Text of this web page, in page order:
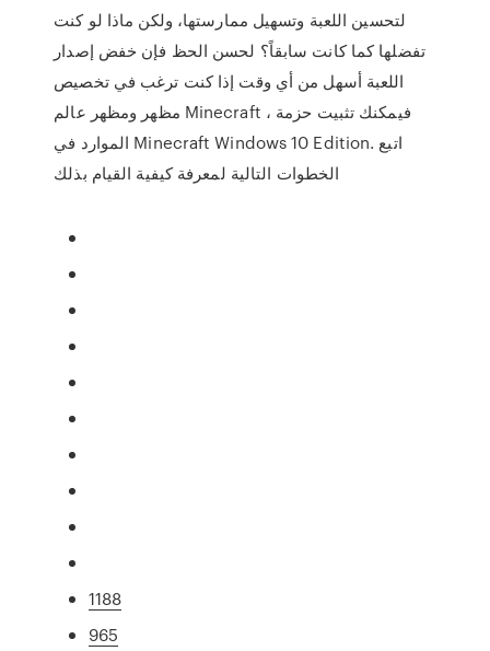
لتحسين اللعبة وتسهيل ممارستها، ولكن ماذا لو كنت
تفضلها كما كانت سابقاً؟ لحسن الحظ فإن خفض إصدار
اللعبة أسهل من أي وقت إذا كنت ترغب في تخصيص
مظهر ومظهر عالم Minecraft ، فيمكنك تثبيت حزمة
الموارد في Minecraft Windows 10 Edition. اتبع
الخطوات التالية لمعرفة كيفية القيام بذلك
1188
965